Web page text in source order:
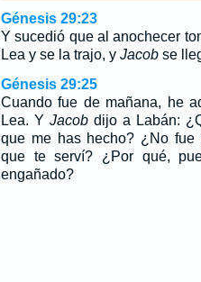
Génesis 29:23
Y sucedió que al anochecer
Lea y se la trajo, y Jacobse
Génesis 29:25
Cuando fue de mañana, he
Lea. Y Jacobdijo a Labán:
que me has hecho? ¿No fue
que te serví? ¿Por qué,
engañado?